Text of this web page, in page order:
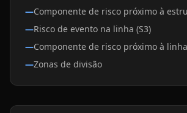
Componente de risco próximo à
Risco de evento na linha (S3)
Componente de risco próximo à
Zonas de divisão